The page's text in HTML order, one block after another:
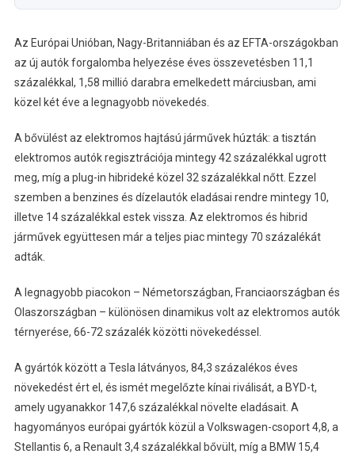
Az Európai Unióban, Nagy-Britanniában és az EFTA-országokban
az új autók forgalomba helyezése éves összevetésben 11,1
százalékkal, 1,58 millió darabra emelkedett márciusban, ami
közel két éve a legnagyobb növekedés.
A bővülést az elektromos hajtású járművek húzták: a tisztán
elektromos autók regisztrációja mintegy 42 százalékkal ugrott
meg, míg a plug-in hibrideké közel 32 százalékkal nőtt. Ezzel
szemben a benzines és dízelautók eladásai rendre mintegy 10,
illetve 14 százalékkal estek vissza. Az elektromos és hibrid
járművek együttesen már a teljes piac mintegy 70 százalékát
adták.
A legnagyobb piacokon – Németországban, Franciaországban és
Olaszországban – különösen dinamikus volt az elektromos autók
térnyerése, 66-72 százalék közötti növekedéssel.
A gyártók között a Tesla látványos, 84,3 százalékos éves
növekedést ért el, és ismét megelőzte kínai riválisát, a BYD-t,
amely ugyanakkor 147,6 százalékkal növelte eladásait. A
hagyományos európai gyártók közül a Volkswagen-csoport 4,8, a
Stellantis 6, a Renault 3,4 százalékkal bővült, míg a BMW 15,4